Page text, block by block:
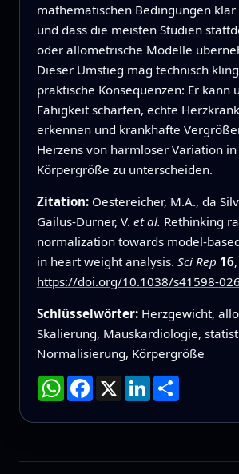
mathematischen Bedingungen
und dass die meisten Studien
oder allometrische Modelle
Dieser Umstieg mag technisch
praktische Konsequenzen: Er kann
Fähigkeit schärfen, echte
erkennen und krankhafte
Herzens von harmloser Variation
Körpergröße zu unterscheiden.
Zitation: Oestereicher, M.A., da
Gailus-Durner, V. et al. Rethinking
normalization towards model-
in heart weight analysis. Sci Rep 16
https://doi.org/10.1038/s41598-
Schlüsselwörter: Herzgewicht,
Skalierung, Mauskardiologie,
Normalisierung, Körpergröße
WhatsApp
Facebook
X LinkedInTeilen